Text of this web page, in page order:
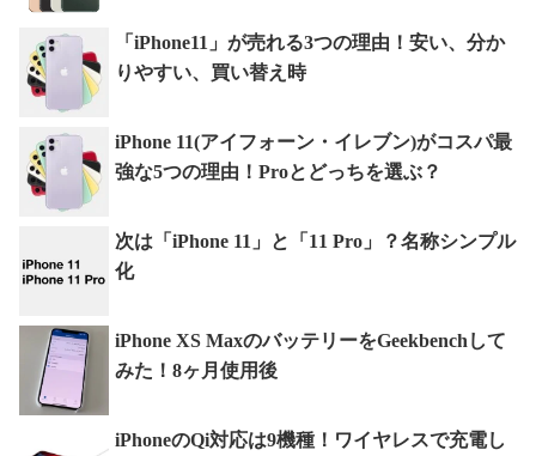
「iPhone11」が売れる3つの理由！安い、分か
りやすい、買い替え時
iPhone 11(アイフォーン・イレブン)がコスパ最
強な5つの理由！Proとどっちを選ぶ？
次は「iPhone 11」と「11 Pro」？名称シンプル
化
iPhone XS MaxのバッテリーをGeekbenchして
みた！8ヶ月使用後
iPhoneのQi対応は9機種！ワイヤレスで充電し